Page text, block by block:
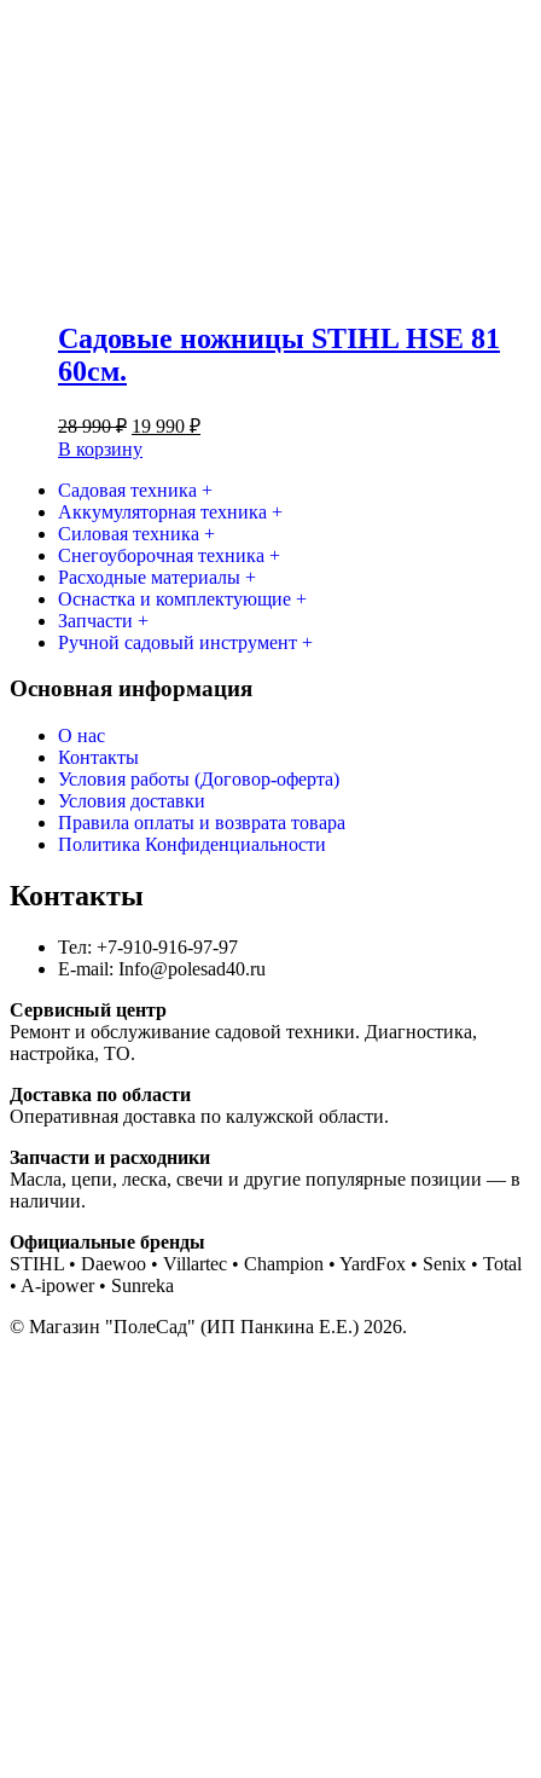
Садовые ножницы STIHL HSE 81
60см.
28 990₽ Первоначальная
цена
составляла
28
990 ₽.
19 990 ₽Текущая
990 ₽.
В корзину
Садовая техника +
Аккумуляторная техника +
Силовая техника +
Снегоуборочная техника +
Расходные материалы +
Оснастка и комплектующие +
Запчасти +
Ручной садовый инструмент +
Основная информация
О нас
Контакты
Условия работы (Договор-оферта)
Условия доставки
Правила оплаты и возврата товара
Политика Конфиденциальности
Контакты
Тел: +7-910-916-97-97
E-mail: Info@polesad40.ru
Сервисный центр
Ремонт и обслуживание садовой техники. Диагностика,
настройка, ТО.
Доставка по области
Оперативная доставка по калужской области.
Запчасти и расходники
Масла, цепи, леска, свечи и другие популярные позиции — в
наличии.
Официальные бренды
STIHL • Daewoo • Villartec • Champion • YardFox • Senix • Total
• A-ipower • Sunreka
© Магазин "ПолеСад" (ИП Панкина Е.Е.) 2026.